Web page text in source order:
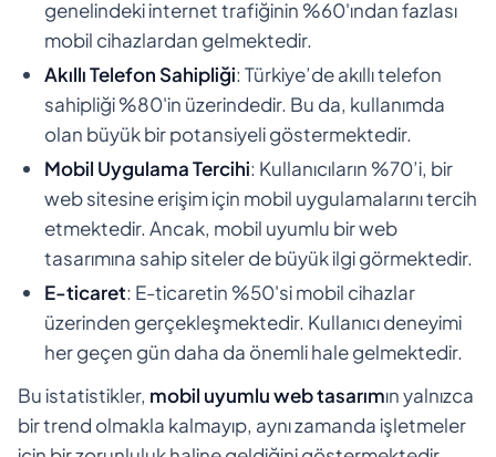
genelindeki internet trafiğinin %60'ından fazlası
mobil cihazlardan gelmektedir.
Akıllı Telefon Sahipliği: Türkiye’de akıllı telefon
sahipliği %80'in üzerindedir. Bu da, kullanımda
olan büyük bir potansiyeli göstermektedir.
Mobil Uygulama Tercihi: Kullanıcıların %70’i, bir
web sitesine erişim için mobil uygulamalarını tercih
etmektedir. Ancak, mobil uyumlu bir web
tasarımına sahip siteler de büyük ilgi görmektedir.
E-ticaret: E-ticaretin %50'si mobil cihazlar
üzerinden gerçekleşmektedir. Kullanıcı deneyimi
her geçen gün daha da önemli hale gelmektedir.
Bu istatistikler, mobil uyumlu web tasarımın yalnızca
bir trend olmakla kalmayıp, aynı zamanda işletmeler